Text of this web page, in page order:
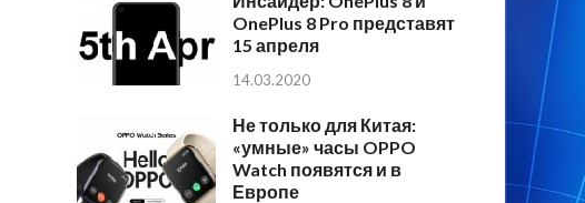
OnePlus 8 Pro представят
15 апреля
14.03.2020
Не только для Китая:
«умные» часы OPPO
Watch появятся и в
Европе